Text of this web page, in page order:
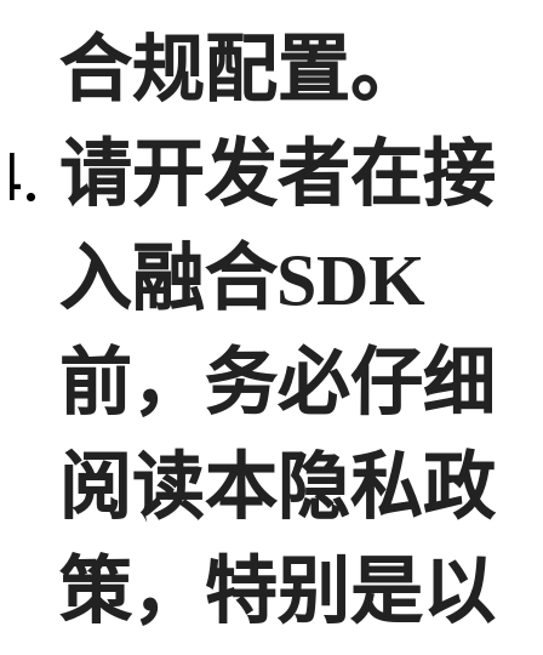
合规配置。
请开发者在接
入融合SDK
前，务必仔细
阅读本隐私政
策，特别是以